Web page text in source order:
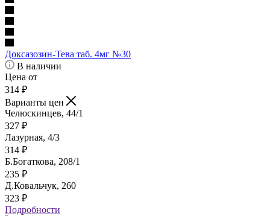
Доксазозин-Тева таб. 4мг №30
В наличии
Цена от
314 ₽
Варианты цен
Челюскинцев, 44/1
327 ₽
Лазурная, 4/3
314 ₽
Б.Богаткова, 208/1
235 ₽
Д.Ковальчук, 260
323 ₽
Подробности